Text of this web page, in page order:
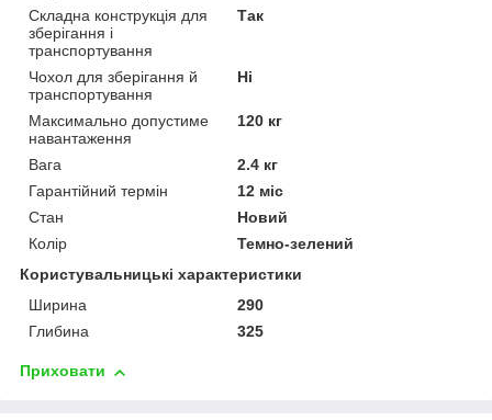
Складна конструкція для
зберігання і
транспортування
Так
Чохол для зберігання й
транспортування
Ні
Максимально допустиме
навантаження
120 кг
Вага
2.4 кг
Гарантійний термін
12 міс
Стан
Новий
Колір
Темно-зелений
Користувальницькі характеристики
Ширина
290
Глибина
325
Приховати